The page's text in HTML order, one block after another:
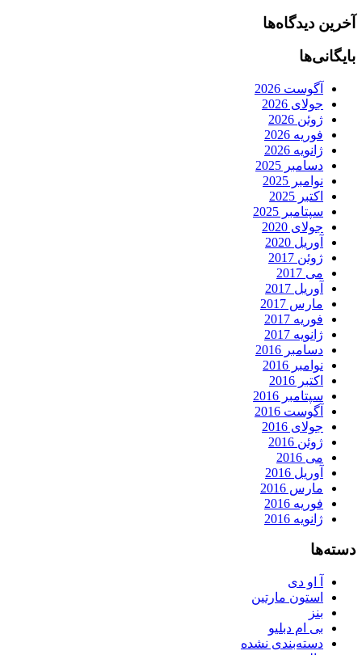
آخرین دیدگاه‌ها
بایگانی‌ها
آگوست 2026
جولای 2026
ژوئن 2026
فوریه 2026
ژانویه 2026
دسامبر 2025
نوامبر 2025
اکتبر 2025
سپتامبر 2025
جولای 2020
آوریل 2020
ژوئن 2017
می 2017
آوریل 2017
مارس 2017
فوریه 2017
ژانویه 2017
دسامبر 2016
نوامبر 2016
اکتبر 2016
سپتامبر 2016
آگوست 2016
جولای 2016
ژوئن 2016
می 2016
آوریل 2016
مارس 2016
فوریه 2016
ژانویه 2016
دسته‌ها
آ او دی
استون مارتین
بنز
بی ام دبلیو
دسته‌بندی نشده